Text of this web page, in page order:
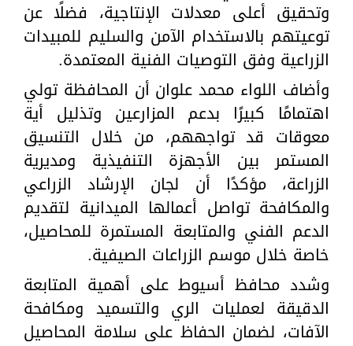
وتحقيق أعلى معدلات الإنتاجية، فضلًا عن
توعيتهم بالاستخدام الآمن والسليم للمبيدات
الزراعية وفق التوصيات الفنية المعتمدة.
وأضاف اللواء محمد علوان أن المحافظة تولي
اهتمامًا كبيرًا بدعم المزارعين وتذليل أية
معوقات قد تواجههم، من خلال التنسيق
المستمر بين الأجهزة التنفيذية ومديرية
الزراعة، مؤكدًا أن لجان الإرشاد الزراعي
والمكافحة تواصل أعمالها الميدانية لتقديم
الدعم الفني والمتابعة المستمرة للمحاصيل،
خاصة خلال موسم الزراعات الصيفية.
وشدد محافظ أسيوط على أهمية المتابعة
الدقيقة لعمليات الري والتسميد ومكافحة
الآفات، لضمان الحفاظ على سلامة المحاصيل